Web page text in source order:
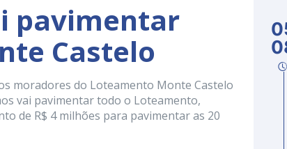
pavimentar
Castelo
moradores do Loteamento Monte Castelo
vai pavimentar todo o Loteamento,
de R$ 4 milhões para pavimentar as 20